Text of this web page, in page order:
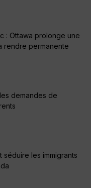
: Ottawa prolonge une
rendre permanente
demandes de
les immigrants